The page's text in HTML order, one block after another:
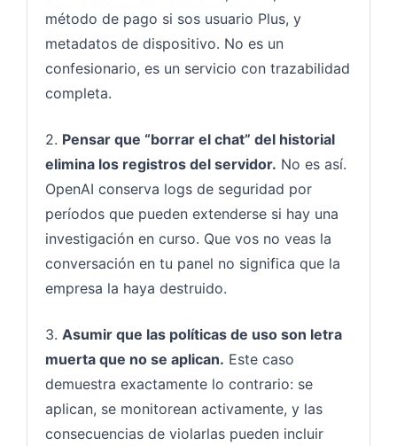
método de pago si sos usuario Plus, y
metadatos de dispositivo. No es un
confesionario, es un servicio con trazabilidad
completa.
2. Pensar que “borrar el chat” del historial
elimina los registros del servidor. No es así.
OpenAI conserva logs de seguridad por
períodos que pueden extenderse si hay una
investigación en curso. Que vos no veas la
conversación en tu panel no significa que la
empresa la haya destruido.
3. Asumir que las políticas de uso son letra
muerta que no se aplican. Este caso
demuestra exactamente lo contrario: se
aplican, se monitorean activamente, y las
consecuencias de violarlas pueden incluir